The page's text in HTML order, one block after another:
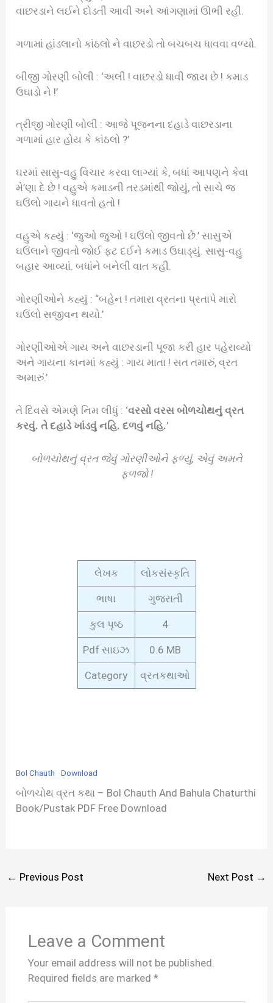
વાછરડાને લઈને દોડતી આવી અને આંગણામાં ઊભી રહી.
ગળામાં હાંડલાનો કાંઠલો ને વાછરડો તો બચબચ ધાવવા વળ્યો.
બીજી ગોરણી બોલી : ‘અલી ! વાછરડો ધાવી જાય છે ! કમાડ
ઉઘાડો ને !’
ત્રીજી ગોરણી બોલી : આજે પૂજનના દહાડે વાછરડાના
ગળામાં હાર હોય કે કાંઠલો ?’
ઘરમાં સાસુ-વહુ વિચાર કરવા લાગ્યાં કે, બધાં આપણને કેવા
મે’ણા દે છે ! વહુએ કમાડની તરડમાંથી જોયું, તો સાચે જ
ઘઉંલો ગાયને ધાવતો હતો !
વહુએ કહ્યું : ‘જુઓ જુઓ ! ઘઉંલો જીવતો છે.’ સાસુએ
ઘઉંલાને જીવતો જોઈ ફટ દઈને કમાડ ઉઘાડ્યું. સાસુ-વહુ
બહાર આવ્યાં. બધાંને બનેલી વાત કહી.
ગોરણીઓને કહ્યું : “બહેન ! તમારા વ્રતના પ્રતાપે મારો
ઘઉંલો સજીવન થયો.’
ગોરણીઓએ ગાય અને વાછરડાની પૂજા કરી હાર પહેરાવ્યો
અને ગાયના કાનમાં કહ્યું : ગાય માતા ! સત તમારું, વ્રત
અમારું.’
તે દિવસે એમણે નિમ લીધું : ‘વરસો વરસ બોળચોથનું વ્રત
કરવું. તે દહાડે ખાંડવું નહિ. દળવું નહિ.’
બોળચોથનું વ્રત જેવું ગોરણીઓને ફળ્યું, એવું અમને
ફળજો !
લેખક લોકસંસ્કૃતિ
ભાષા ગુજરાતી
કુલ પૃષ્ઠ 4
Pdf સાઇઝ 0.6 MB
Category વ્રતકથાઓ
Bol Chauth Download
બોળચોથ વ્રત કથા – Bol Chauth And Bahula Chaturthi
Book/Pustak PDF Free Download
← Previous Post Next Post →
Leave a Comment
Your email address will not be published.
Required fields are marked *